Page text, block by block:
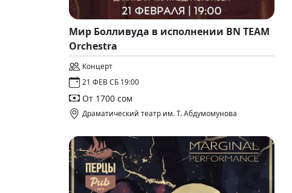
Мир Болливуда в исполнении BN TEAM
Orchestra
Концерт
21 ФЕВ СБ 19:00
От 1700 сом
Драматический театр им. Т. Абдумомунова